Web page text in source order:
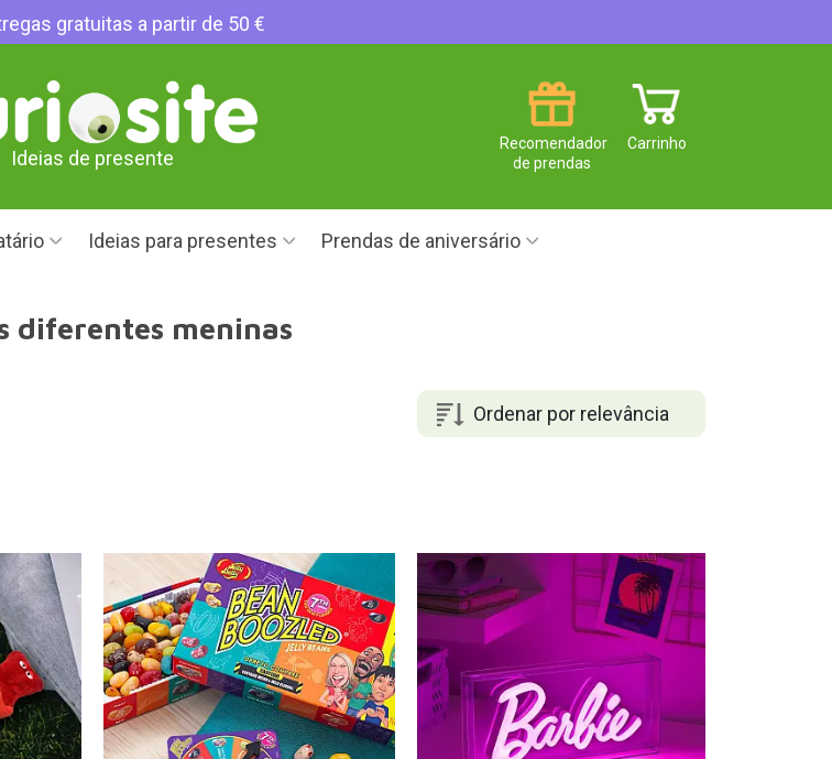
gratuitas a partir de 50 €
Ideias de presente
Carrinho
Recomendador
de prendas
Ideias para presentes Prendas de aniversário
diferentes meninas
Ordenar por relevância